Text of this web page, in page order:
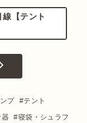
【テント
プ
テント
器 寝袋・シュラフ